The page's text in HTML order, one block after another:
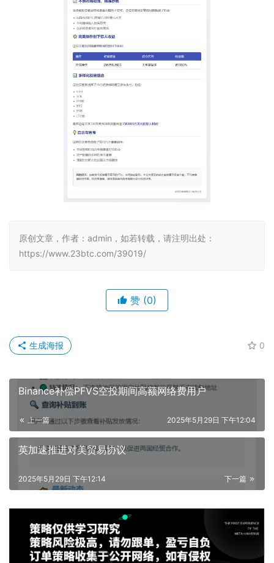
原创文章，作者：admin，如若转载，请注明出处：
https://www.23btc.com/39019/
赞 (0)
0
生成海报
Binance补偿PFVS空投期间高额网络费用户
上一篇 2025年5月29日 下午12:04
英加速推进对美贸易协议
下一篇
2025年5月29日 下午12:14